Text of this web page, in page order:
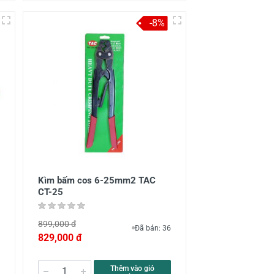
Kìm bấm cos 6-25mm2 TAC
CT-25
899,000 đ
829,000 đ
Đã bán: 36
Thêm vào giỏ
-8%